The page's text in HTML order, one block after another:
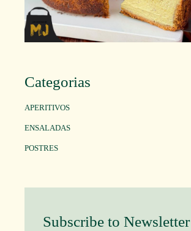
Categorias
APERITIVOS
ENSALADAS
POSTRES
Subscribe to Newsletter